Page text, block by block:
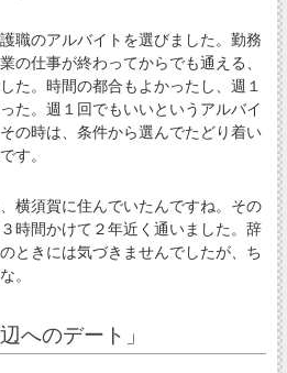
職のアルバイトを選びました。勤務
の仕事が終わってからでも通える、
た。時間の都合もよかったし、週１
た。週１回でもいいというアルバイ
の時は、条件から選んでたどり着い
す。
横須賀に住んでいたんですね。その
時間かけて２年近く通いました。辞
ときには気づきませんでしたが、ち
。
へのデート」